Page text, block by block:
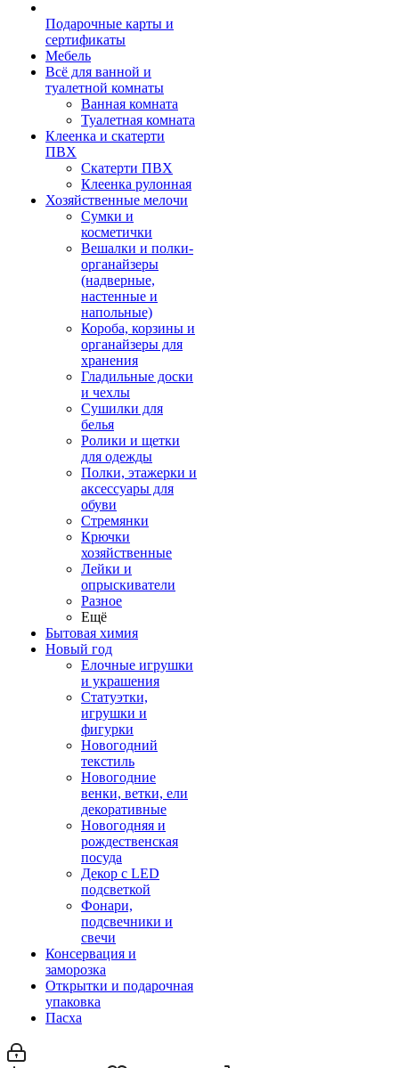
Подарочные карты и
сертификаты
Мебель
Всё для ванной и
туалетной комнаты
Ванная комната
Туалетная комната
Клеенка и скатерти
ПВХ
Скатерти ПВХ
Клеенка рулонная
Хозяйственные мелочи
Сумки и
косметички
Вешалки и полки-
органайзеры
(надверные,
настенные и
напольные)
Короба, корзины и
органайзеры для
хранения
Гладильные доски
и чехлы
Сушилки для
белья
Ролики и щетки
для одежды
Полки, этажерки и
аксессуары для
обуви
Стремянки
Крючки
хозяйственные
Лейки и
опрыскиватели
Разное
Ещё
Бытовая химия
Новый год
Елочные игрушки
и украшения
Статуэтки,
игрушки и
фигурки
Новогодний
текстиль
Новогодние
венки, ветки, ели
декоративные
Новогодняя и
рождественская
посуда
Декор с LED
подсветкой
Фонари,
подсвечники и
свечи
Консервация и
заморозка
Открытки и подарочная
упаковка
Пасха